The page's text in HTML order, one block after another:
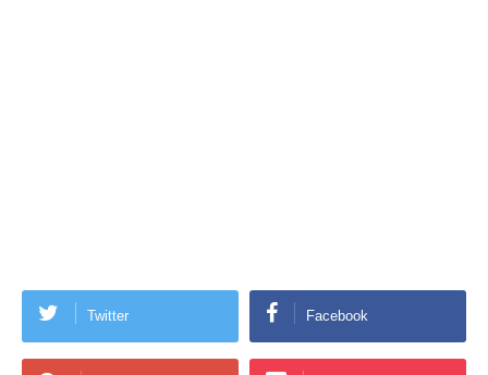
Twitter Facebook